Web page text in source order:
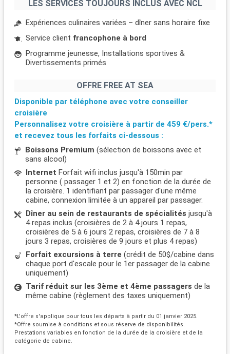
LES SERVICES TOUJOURS INCLUS AVEC NCL
Expériences culinaires variées – dîner sans horaire fixe
Service client francophone à bord
Programme jeunesse, Installations sportives &
Divertissements primés
OFFRE FREE AT SEA
Disponible par téléphone avec votre conseiller
croisière
Personnalisez votre croisière à partir de 459 €/pers.*
et recevez tous les forfaits ci-dessous :
Boissons Premium (sélection de boissons avec et
sans alcool)
Internet Forfait wifi inclus jusqu'à 150min par
personne ( passager 1 et 2) en fonction de la durée de
la croisière. 1 identifiant par passager d'une même
cabine, connexion limitée à un appareil par passager.
Dîner au sein de restaurants de spécialités jusqu'à
4 repas inclus (croisières de 2 à 4 jours 1 repas,
croisières de 5 à 6 jours 2 repas, croisières de 7 à 8
jours 3 repas, croisières de 9 jours et plus 4 repas)
Forfait excursions à terre (crédit de 50$/cabine dans
chaque port d'escale pour le 1er passager de la cabine
uniquement)
Tarif réduit sur les 3ème et 4ème passagers de la
même cabine (règlement des taxes uniquement)
*L'offre s'applique pour tous les départs à partir du 01 janvier 2025.
*Offre soumise à conditions et sous réserve de disponibilités.
Prestations variables en fonction de la durée de la croisière et de la
catégorie de cabine.